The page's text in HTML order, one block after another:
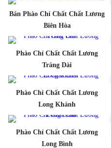
Bán Phào Chỉ Chất Chất Lương
Biên Hòa
Phào Chỉ Chất Chất Lương
Trảng Dài
Phào Chỉ Chất Chất Lương
Long Khánh
Phào Chỉ Chất Chất Lương
Long Bình